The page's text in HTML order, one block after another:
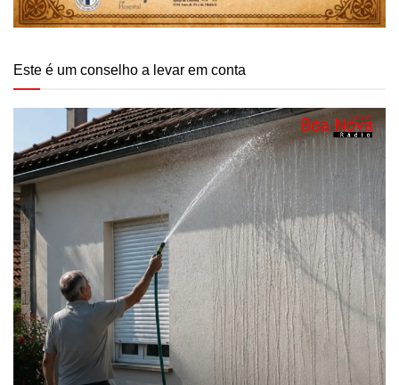
Este é um conselho a levar em conta